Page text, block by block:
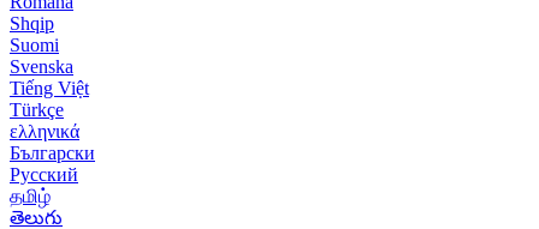
Shqip
Suomi
Svenska
Tiếng Việt
Türkçe
ελληνικά
Български
Русский
தமிழ்
తెలుగు